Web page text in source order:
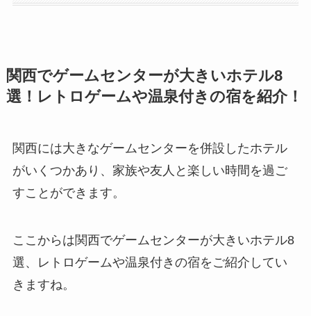
関西でゲームセンターが大きいホテル8
選！レトロゲームや温泉付きの宿を紹介！
関西には大きなゲームセンターを併設したホテル
がいくつかあり、家族や友人と楽しい時間を過ご
すことができます。
ここからは関西でゲームセンターが大きいホテル8
選、レトロゲームや温泉付きの宿をご紹介してい
きますね。